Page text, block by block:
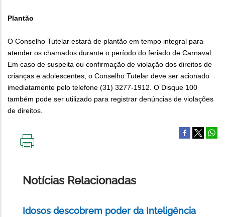
Plantão
O Conselho Tutelar estará de plantão em tempo integral para
atender os chamados durante o período do feriado de Carnaval.
Em caso de suspeita ou confirmação de violação dos direitos de
crianças e adolescentes, o Conselho Tutelar deve ser acionado
imediatamente pelo telefone (31) 3277-1912. O Disque 100
também pode ser utilizado para registrar denúncias de violações
de direitos.
Notícias Relacionadas
Idosos descobrem poder da Inteligência